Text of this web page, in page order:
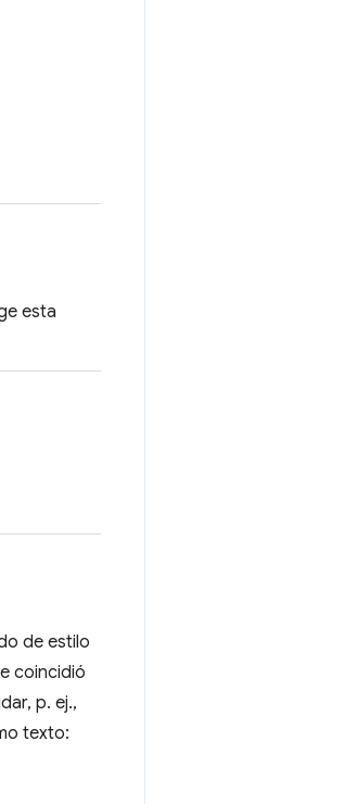
esta
de estilo
coincidió
p. ej.,
texto: